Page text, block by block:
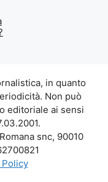
in quanto
Non può
editoriale ai sensi
snc, 90010